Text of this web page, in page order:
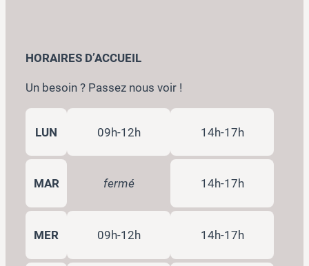
HORAIRES D’ACCUEIL
Un besoin ? Passez nous voir !
LUN 09h-12h 14h-17h
MAR fermé 14h-17h
MER 09h-12h 14h-17h